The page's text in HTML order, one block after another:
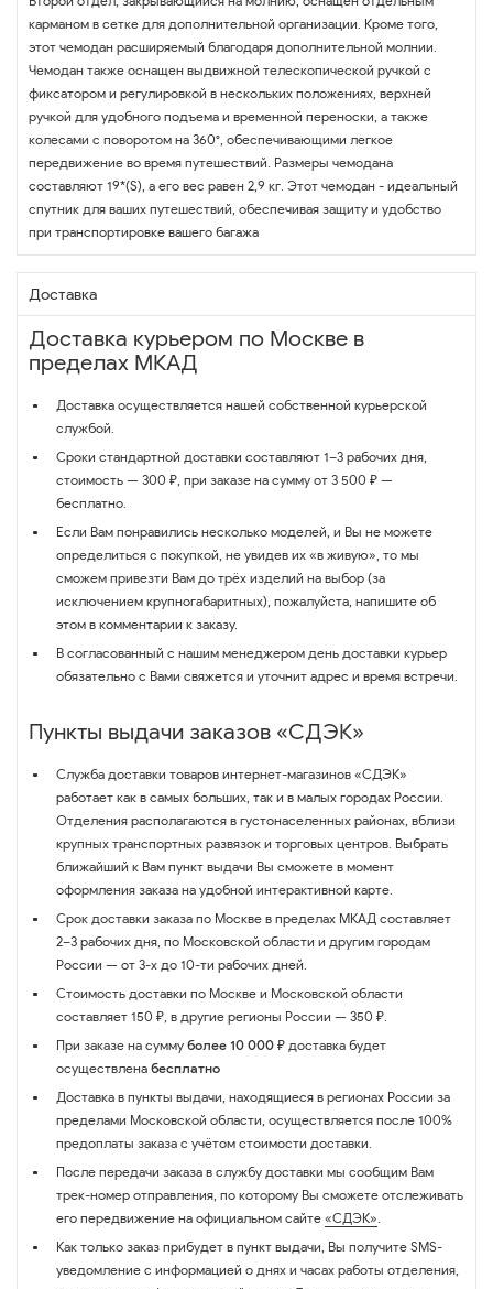
карманом в сетке для дополнительной организации. Кроме того,
этот чемодан расширяемый благодаря дополнительной молнии.
Чемодан также оснащен выдвижной телескопической ручкой с
фиксатором и регулировкой в нескольких положениях, верхней
ручкой для удобного подъема и временной переноски, а также
колесами с поворотом на 360°, обеспечивающими легкое
передвижение во время путешествий. Размеры чемодана
составляют 19*(S), а его вес равен 2,9 кг. Этот чемодан - идеальный
спутник для ваших путешествий, обеспечивая защиту и удобство
при транспортировке вашего багажа
Доставка
Доставка курьером по Москве в
пределах МКАД
Доставка осуществляется нашей собственной курьерской
службой.
Сроки стандартной доставки составляют 1–3 рабочих дня,
стоимость — 300 ₽, при заказе на сумму от 3 500 ₽ —
бесплатно.
Если Вам понравились несколько моделей, и Вы не можете
определиться с покупкой, не увидев их «в живую», то мы
сможем привезти Вам до трёх изделий на выбор (за
исключением крупногабаритных), пожалуйста, напишите об
этом в комментарии к заказу.
В согласованный с нашим менеджером день доставки курьер
обязательно с Вами свяжется и уточнит адрес и время встречи.
Пункты выдачи заказов «СДЭК»
Служба доставки товаров интернет-магазинов «СДЭК»
работает как в самых больших, так и в малых городах России.
Отделения располагаются в густонаселенных районах, вблизи
крупных транспортных развязок и торговых центров. Выбрать
ближайший к Вам пункт выдачи Вы сможете в момент
оформления заказа на удобной интерактивной карте.
Срок доставки заказа по Москве в пределах МКАД составляет
2–3 рабочих дня, по Московской области и другим городам
России — от 3-х до 10-ти рабочих дней.
Стоимость доставки по Москве и Московской области
составляет 150 ₽, в другие регионы России — 350 ₽.
При заказе на сумму более 10 000 ₽ доставка будет
осуществлена бесплатно
Доставка в пункты выдачи, находящиеся в регионах России за
пределами Московской области, осуществляется после 100%
предоплаты заказа с учётом стоимости доставки.
После передачи заказа в службу доставки мы сообщим Вам
трек-номер отправления, по которому Вы сможете отслеживать
его передвижение на официальном сайте «СДЭК».
Как только заказ прибудет в пункт выдачи, Вы получите SMS-
уведомление с информацией о днях и часах работы отделения,